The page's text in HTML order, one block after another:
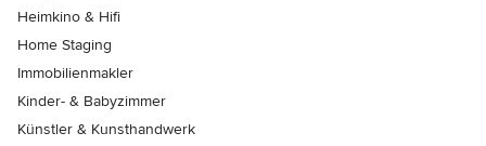
Heimkino & Hifi
Home Staging
Immobilienmakler
Kinder- & Babyzimmer
Künstler & Kunsthandwerk